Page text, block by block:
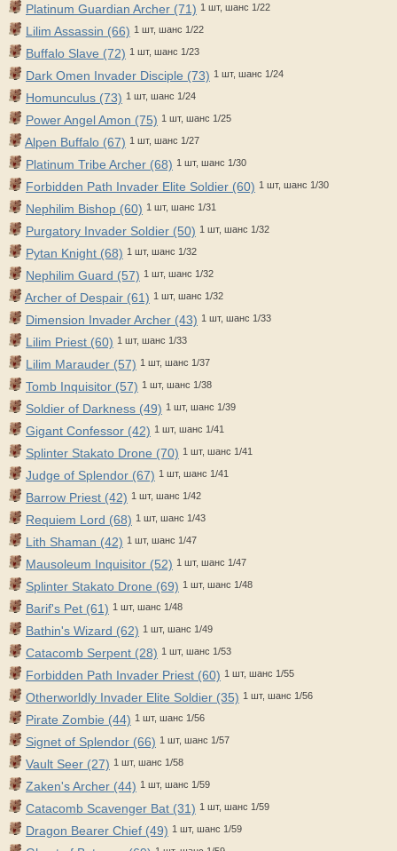
Platinum Guardian Archer (71) 1 шт, шанс 1/22
Lilim Assassin (66) 1 шт, шанс 1/22
Buffalo Slave (72) 1 шт, шанс 1/23
Dark Omen Invader Disciple (73) 1 шт, шанс 1/24
Homunculus (73) 1 шт, шанс 1/24
Power Angel Amon (75) 1 шт, шанс 1/25
Alpen Buffalo (67) 1 шт, шанс 1/27
Platinum Tribe Archer (68) 1 шт, шанс 1/30
Forbidden Path Invader Elite Soldier (60) 1 шт, шанс 1/30
Nephilim Bishop (60) 1 шт, шанс 1/31
Purgatory Invader Soldier (50) 1 шт, шанс 1/32
Pytan Knight (68) 1 шт, шанс 1/32
Nephilim Guard (57) 1 шт, шанс 1/32
Archer of Despair (61) 1 шт, шанс 1/32
Dimension Invader Archer (43) 1 шт, шанс 1/33
Lilim Priest (60) 1 шт, шанс 1/33
Lilim Marauder (57) 1 шт, шанс 1/37
Tomb Inquisitor (57) 1 шт, шанс 1/38
Soldier of Darkness (49) 1 шт, шанс 1/39
Gigant Confessor (42) 1 шт, шанс 1/41
Splinter Stakato Drone (70) 1 шт, шанс 1/41
Judge of Splendor (67) 1 шт, шанс 1/41
Barrow Priest (42) 1 шт, шанс 1/42
Requiem Lord (68) 1 шт, шанс 1/43
Lith Shaman (42) 1 шт, шанс 1/47
Mausoleum Inquisitor (52) 1 шт, шанс 1/47
Splinter Stakato Drone (69) 1 шт, шанс 1/48
Barif's Pet (61) 1 шт, шанс 1/48
Bathin's Wizard (62) 1 шт, шанс 1/49
Catacomb Serpent (28) 1 шт, шанс 1/53
Forbidden Path Invader Priest (60) 1 шт, шанс 1/55
Otherworldly Invader Elite Soldier (35) 1 шт, шанс 1/56
Pirate Zombie (44) 1 шт, шанс 1/56
Signet of Splendor (66) 1 шт, шанс 1/57
Vault Seer (27) 1 шт, шанс 1/58
Zaken's Archer (44) 1 шт, шанс 1/59
Catacomb Scavenger Bat (31) 1 шт, шанс 1/59
Dragon Bearer Chief (49) 1 шт, шанс 1/59